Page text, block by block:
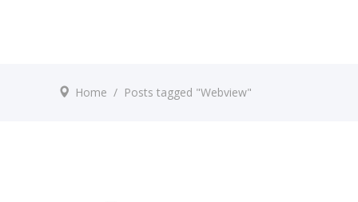
Home / Posts tagged "Webview"